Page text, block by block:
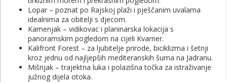
Lopar – poznat po Rajskoj plaži i pješčanim uvalama
idealnima za obitelji s djecom.
Kamenjak – vidikovac i planinarska lokacija s
panoramskim pogledom na cijeli Kvarner.
Kalifront Forest – za ljubitelje prirode, biciklizma i šetnji
kroz jednu od najljepših mediteranskih šuma na Jadranu.
Mišnjak – trajektna luka i polazišna točka za istraživanje
južnog dijela otoka.